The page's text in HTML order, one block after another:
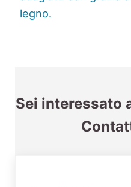
Sei interessato